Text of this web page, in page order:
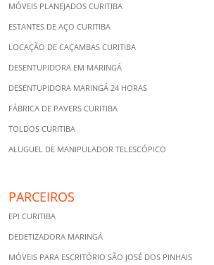
MÓVEIS PLANEJADOS CURITIBA
ESTANTES DE AÇO CURITIBA
LOCAÇÃO DE CAÇAMBAS CURITIBA
DESENTUPIDORA EM MARINGÁ
DESENTUPIDORA MARINGÁ 24 HORAS
FÁBRICA DE PAVERS CURITIBA
TOLDOS CURITIBA
ALUGUEL DE MANIPULADOR TELESCÓPICO
PARCEIROS
EPI CURITIBA
DEDETIZADORA MARINGÁ
MÓVEIS PARA ESCRITÓRIO SÃO JOSÉ DOS PINHAIS